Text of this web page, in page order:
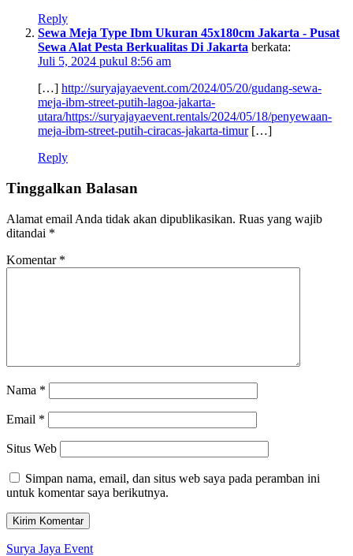
Reply
Sewa Meja Type Ibm Ukuran 45x180cm Jakarta - Pusat
Sewa Alat Pesta Berkualitas Di Jakarta berkata:
Juli 5, 2024 pukul 8:56 am
[…] http://suryajayaevent.com/2024/05/20/gudang-sewa-
meja-ibm-street-putih-lagoa-jakarta-
utara/https://suryajayaevent.rentals/2024/05/18/penyewaan-
meja-ibm-street-putih-ciracas-jakarta-timur[…]
Reply
Tinggalkan Balasan
Alamat email Anda tidak akan dipublikasikan. Ruas yang wajib
ditandai *
Komentar *
Nama *
Email *
Situs Web
Simpan nama, email, dan situs web saya pada peramban ini
untuk komentar saya berikutnya.
Surya Jaya Event